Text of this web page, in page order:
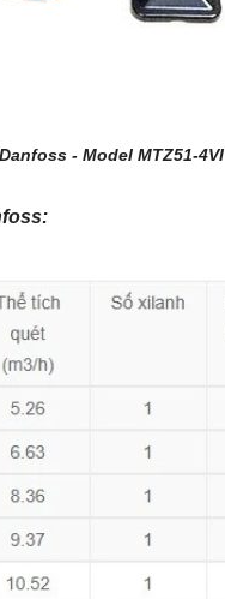
- Model MTZ51-4VI